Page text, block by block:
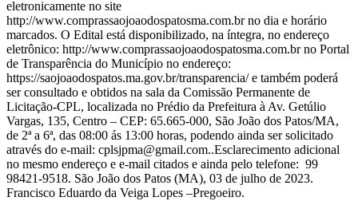
eletronicamente no site
http://www.comprassaojoaodospatosma.com.br no dia e horário
marcados. O Edital está disponibilizado, na íntegra, no endereço
eletrônico: http://www.comprassaojoaodospatosma.com.br no Portal
de Transparência do Município no endereço:
https://saojoaodospatos.ma.gov.br/transparencia/ e também poderá
ser consultado e obtidos na sala da Comissão Permanente de
Licitação-CPL, localizada no Prédio da Prefeitura à Av. Getúlio
Vargas, 135, Centro – CEP: 65.665-000, São João dos Patos/MA,
de 2ª a 6ª, das 08:00 ás 13:00 horas, podendo ainda ser solicitado
através do e-mail: cplsjpma@gmail.com..Esclarecimento adicional
no mesmo endereço e e-mail citados e ainda pelo telefone: 99
98421-9518. São João dos Patos (MA), 03 de julho de 2023.
Francisco Eduardo da Veiga Lopes –Pregoeiro.